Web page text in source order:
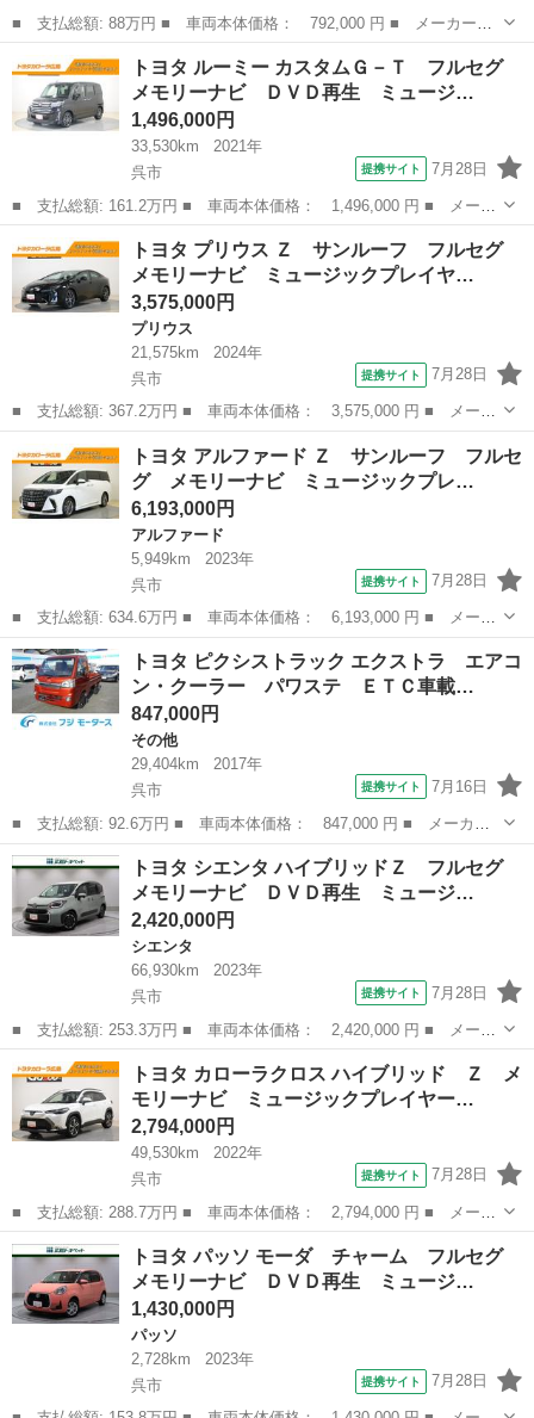
■ 支払総額: 88万円 ■ 車両本体価格： 792,000 円 ■ メーカー
名： トヨタ ■ 車種名： ルーミー ■ グレード名： Ｇ Ｓ フ
ルセグ メモリーナビ ＤＶＤ再生 ミュージックプレイヤー接続
可 バックカメラ ...
呉市 トヨタ
トヨタ ルーミー カスタムＧ－Ｔ フルセグ
メモリーナビ ＤＶＤ再生 ミュージ…
1,496,000円
33,530km
2021年
呉市
提携サイト 7月28日
■ 支払総額: 161.2万円 ■ 車両本体価格： 1,496,000 円 ■ メーカ
ー名： トヨタ ■ 車種名： ルーミー ■ グレード名： カスタム
Ｇ－Ｔ フルセグ メモリーナビ ＤＶＤ再生 ミュージックプレイ
ヤー接続...
呉市 トヨタ
トヨタ プリウス Ｚ サンルーフ フルセグ
メモリーナビ ミュージックプレイヤ…
3,575,000円
プリウス
21,575km
2024年
呉市
提携サイト 7月28日
■ 支払総額: 367.2万円 ■ 車両本体価格： 3,575,000 円 ■ メーカ
ー名： トヨタ ■ 車種名： プリウス ■ グレード名： Ｚ サン
ルーフ フルセグ メモリーナビ ミュージックプレイヤー接続可
バックカ...
呉市 プリウス
トヨタ アルファード Ｚ サンルーフ フルセ
グ メモリーナビ ミュージックプレ…
6,193,000円
アルファード
5,949km
2023年
呉市
提携サイト 7月28日
■ 支払総額: 634.6万円 ■ 車両本体価格： 6,193,000 円 ■ メーカ
ー名： トヨタ ■ 車種名： アルファード ■ グレード名： Ｚ
サンルーフ フルセグ メモリーナビ ミュージックプレイヤー接続
可 バッ...
広島 呉市 アルファード
トヨタ ピクシストラック エクストラ エアコ
ン・クーラー パワステ ＥＴＣ車載…
847,000円
その他
29,404km
2017年
呉市
提携サイト 7月16日
■ 支払総額: 92.6万円 ■ 車両本体価格： 847,000 円 ■ メーカー
名： トヨタ ■ 車種名： ピクシストラック ■ グレード名： エ
クストラ エアコン・クーラー パワステ ＥＴＣ車載器 パワーウ
インドウ キ...
広島 呉市 その他
トヨタ シエンタ ハイブリッドＺ フルセグ
メモリーナビ ＤＶＤ再生 ミュージ…
2,420,000円
シエンタ
66,930km
2023年
呉市
提携サイト 7月28日
■ 支払総額: 253.3万円 ■ 車両本体価格： 2,420,000 円 ■ メーカ
ー名： トヨタ ■ 車種名： シエンタ ■ グレード名： ハイブリ
ッドＺ フルセグ メモリーナビ ＤＶＤ再生 ミュージックプレイ
ヤー接続...
広島 呉市 シエンタ
トヨタ カローラクロス ハイブリッド Ｚ メ
モリーナビ ミュージックプレイヤー…
2,794,000円
49,530km
2022年
呉市
提携サイト 7月28日
■ 支払総額: 288.7万円 ■ 車両本体価格： 2,794,000 円 ■ メーカ
ー名： トヨタ ■ 車種名： カローラクロス ■ グレード名： ハ
イブリッド Ｚ メモリーナビ ミュージックプレイヤー接続可 バ
ックカメ...
広島 呉市 トヨタ
トヨタ パッソ モーダ チャーム フルセグ
メモリーナビ ＤＶＤ再生 ミュージ…
1,430,000円
パッソ
2,728km
2023年
呉市
提携サイト 7月28日